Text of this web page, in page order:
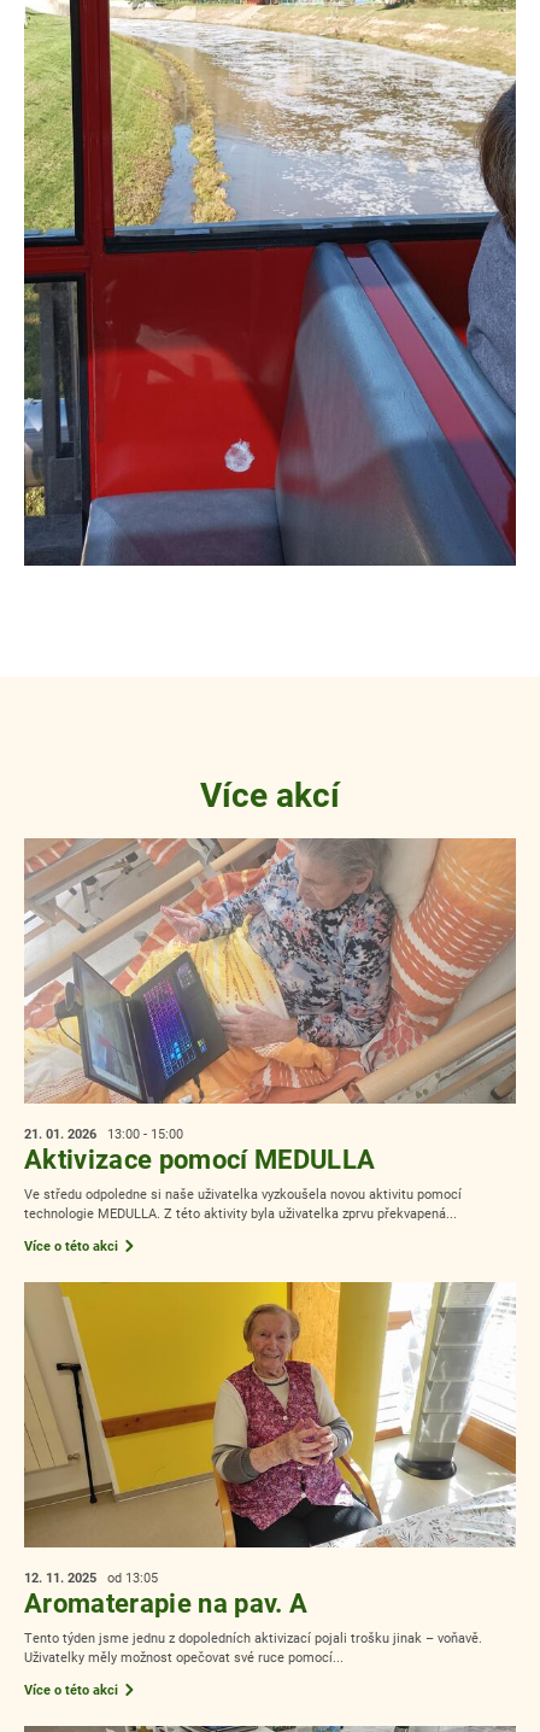
Více akcí
21. 01. 2026 13:00 - 15:00
Aktivizace pomocí MEDULLA
Ve středu odpoledne si naše uživatelka vyzkoušela novou aktivitu pomocí
technologie MEDULLA. Z této aktivity byla uživatelka zprvu překvapená...
Více o této akci
12. 11. 2025 od 13:05
Aromaterapie na pav. A
Tento týden jsme jednu z dopoledních aktivizací pojali trošku jinak – voňavě.
Uživatelky měly možnost opečovat své ruce pomocí...
Více o této akci